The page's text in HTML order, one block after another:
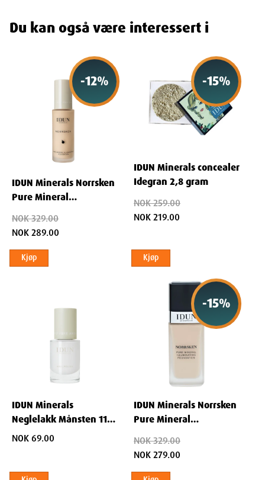
Minerals Eye Definer Brush
: Letsfaceit Nordic As
: 992787
Ingredienser
Består av det syntetiske materialet taklon
Du kan også være interessert i
-12%
IDUN Minerals Norrsken
Pure Mineral
Disa 30 ml
NOK 329.00
NOK 289.00
Kjøp
-15%
IDUN Minerals concealer
Idegran 2,8 gram
NOK 259.00
NOK 219.00
Kjøp
IDUN Minerals
Neglelakk Månsten 11
ml
NOK 69.00
-15%
IDUN Minerals Norrsken
Pure Mineral
30 ml - Saga
NOK 329.00
NOK 279.00